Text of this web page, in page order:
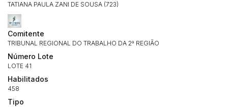
TATIANA PAULA ZANI DE SOUSA (723)
Comitente
TRIBUNAL REGIONAL DO TRABALHO DA 2ª REGIÃO
Número Lote
LOTE 41
Habilitados
458
Tipo